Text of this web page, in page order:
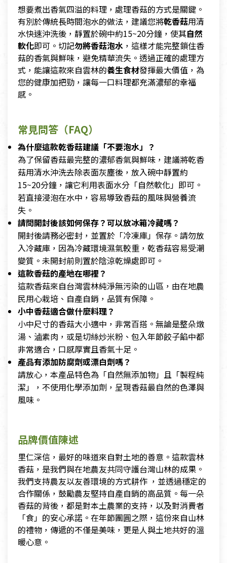
想要煮出香氣四溢的料理，處理香菇的方式是關鍵。
有別於傳統長時間泡水的做法，建議您將乾香菇用清
水快速沖洗後，靜置於碗中約15~20分鐘，使其自然
軟化即可。切記勿將香菇泡水 ，這樣才能完整鎖住香
菇的香氣與鮮味，避免精華流失。透過正確的處理方
式，能讓這款來自雲林的養生食材發揮最大價值，為
您的健康加把勁，讓每一口料理都充滿濃郁的幸福
感。
常見問答（FAQ）
為什麼這款乾香菇建議「不要泡水」？
為了保留香菇最完整的濃郁香氣與鮮味，建議將乾香
菇用清水沖洗去除表面灰塵後，放入碗中靜置約
15~20分鐘，讓它利用表面水分「自然軟化」即可。
若直接浸泡在水中，容易導致香菇的風味與營養流
失。
請問開封後該如何保存？可以放冰箱冷藏嗎？
開封後請務必密封，並置於「冷凍庫」保存。請勿放
入冷藏庫，因為冷藏環境濕氣較重，乾香菇容易受潮
變質。未開封前則置於陰涼乾燥處即可。
這款香菇的產地在哪裡？
這款香菇來自台灣雲林純淨無污染的山區，由在地農
民用心栽培、自產自銷，品質有保障。
小中香菇適合做什麼料理？
小中尺寸的香菇大小適中，非常百搭。無論是整朵燉
湯、滷素肉，或是切絲炒米粉、包入年節餃子餡中都
非常適合，口感厚實且香氣十足。
產品有添加防腐劑或漂白劑嗎？
請放心，本產品特色為「自然無添加物」且「製程純
潔」，不使用化學添加劑，呈現香菇最自然的色澤與
風味。
品牌價值陳述
里仁深信，最好的味道來自對土地的善意。這款雲林
香菇，是我們與在地農友共同守護台灣山林的成果。
我們支持農友以友善環境的方式耕作 ，並透過穩定的
合作關係，鼓勵農友堅持自產自銷的高品質。每一朵
香菇的背後，都是對本土農業的支持，以及對消費者
「食」的安心承諾。在年節團圓之際，這份來自山林
的禮物，傳遞的不僅是美味，更是人與土地共好的溫
暖心意。